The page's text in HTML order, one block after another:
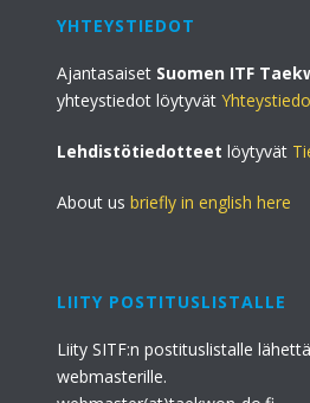
YHTEYSTIEDOT
Ajantasaiset Suomen ITF
yhteystiedot löytyvät
Lehdistötiedotteet löytyvät
About usbriefly in english here
LIITY POSTITUSLISTALLE
Liity SITF:n postituslistalle
webmasterille.